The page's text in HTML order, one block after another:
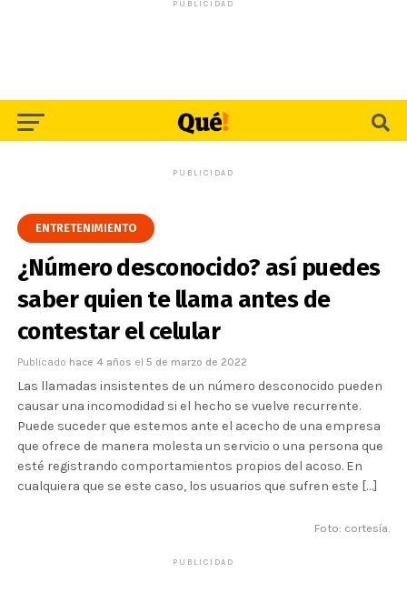
PUBLICIDAD
PUBLICIDAD
ENTRETENIMIENTO
¿Número desconocido? así puedes
saber quien te llama antes de
contestar el celular
Publicado hace 4 años el 5 de marzo de 2022
Las llamadas insistentes de un número desconocido pueden
causar una incomodidad si el hecho se vuelve recurrente.
Puede suceder que estemos ante el acecho de una empresa
que ofrece de manera molesta un servicio o una persona que
esté registrando comportamientos propios del acoso. En
cualquiera que se este caso, los usuarios que sufren este […]
Foto: cortesía.
PUBLICIDAD